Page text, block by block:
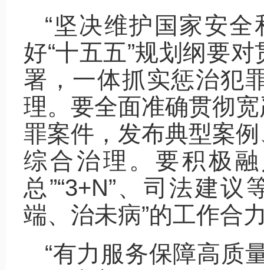
“坚决维护国家安
好“十五五”规划纲要
署，一体抓实惩治犯
理。要全面准确贯彻
罪案件，发布典型案
综合治理。要积极
总”“3+N”、司法建
端、治未病”的工作合
“有力服务保障高质